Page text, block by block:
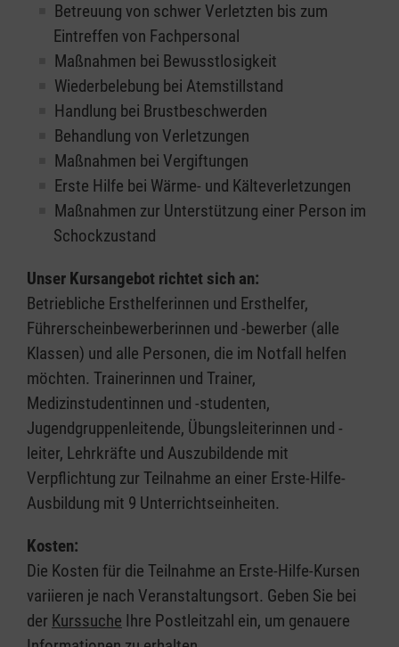
Betreuung von schwer Verletzten bis zum
Eintreffen von Fachpersonal
Maßnahmen bei Bewusstlosigkeit
Wiederbelebung bei Atemstillstand
Handlung bei Brustbeschwerden
Behandlung von Verletzungen
Maßnahmen bei Vergiftungen
Erste Hilfe bei Wärme- und Kälteverletzungen
Maßnahmen zur Unterstützung einer Person im
Schockzustand
Unser Kursangebot richtet sich an:
Betriebliche Ersthelferinnen und Ersthelfer,
Führerscheinbewerberinnen und -bewerber (alle
Klassen) und alle Personen, die im Notfall helfen
möchten. Trainerinnen und Trainer,
Medizinstudentinnen und -studenten,
Jugendgruppenleitende, Übungsleiterinnen und -
leiter, Lehrkräfte und Auszubildende mit
Verpflichtung zur Teilnahme an einer Erste-Hilfe-
Ausbildung mit 9 Unterrichtseinheiten.
Kosten:
Die Kosten für die Teilnahme an Erste-Hilfe-Kursen
variieren je nach Veranstaltungsort. Geben Sie bei
der Kurssuche Ihre Postleitzahl ein, um genauere